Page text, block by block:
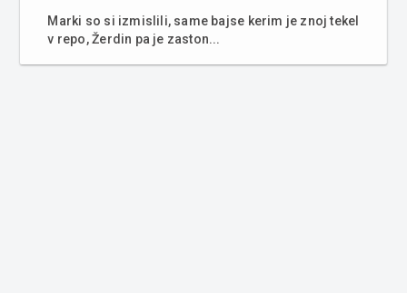
Marki so si izmislili, same bajse kerim je znoj tekel
v repo, Žerdin pa je zaston...